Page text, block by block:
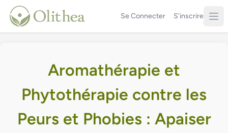
Se Connecter S'inscrire
Aromathérapie et
Phytothérapie contre les
Peurs et Phobies : Apaiser